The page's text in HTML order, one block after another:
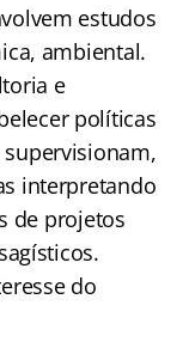
estudos
ambiental.
e
políticas
interpretando
de projetos
do